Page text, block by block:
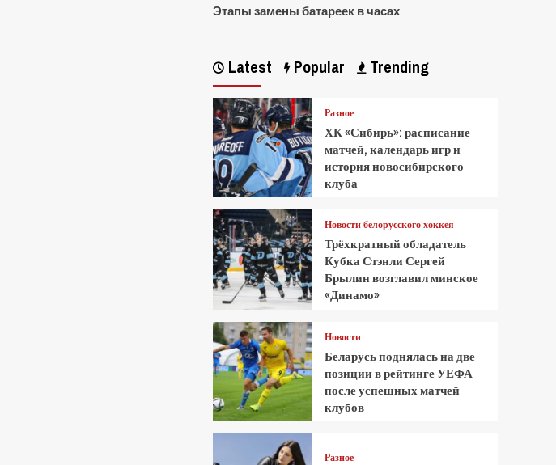
Этапы замены батареек в часах
Latest Popular Trending
Разное
ХК «Сибирь»: расписание
матчей, календарь игр и
история новосибирского
клуба
Новости белорусского хоккея
Трёхкратный обладатель
Кубка Стэнли Сергей
Брылин возглавил минское
«Динамо»
Новости
Беларусь поднялась на две
позиции в рейтинге УЕФА
после успешных матчей
клубов
Разное